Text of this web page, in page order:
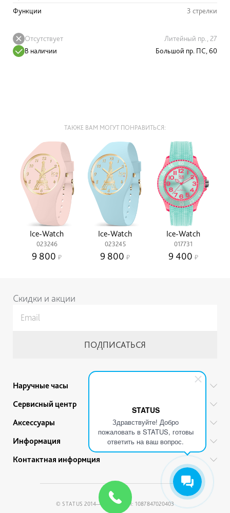
STATUS
Здравствуйте! Добро
пожаловать в STATUS, готовы
ответить на ваш вопрос.
Функции
3 стрелки
Отсутствует
Литейный пр., 27
В наличии
Большой пр. ПС, 60
ТАКЖЕ ВАМ МОГУТ ПОНРАВИТЬСЯ:
Ice-Watch
023246
9 800
Ice-Watch
023245
9 800
Ice-Watch
017731
9 400
Скидки и акции
Наручные часы
Все бренды
Женские часы
Детские часы
Сервисный центр
Гарантийный ремонт
Прайс
Советы по уходу
Аксессуары
Ручки
Ремешки для часов
Информация
Привилегии
Рассрочка
Контактная информция
+7 (812) 200-46-37
Адреса магазинов© STATUS 2014—2026 / ОГРН: 1087847020403